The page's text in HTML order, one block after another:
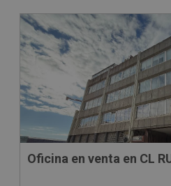
DECO VIRTUAL
Oficina en venta en CL